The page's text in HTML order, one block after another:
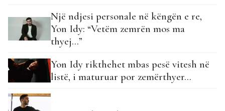
Një ndjesi personale në këngën e re,
Yon Idy: “Vetëm zemrën mos ma
thyej…”
Yon Idy rikthehet mbas pesë vitesh në
listë, i maturuar por zemërthyer…